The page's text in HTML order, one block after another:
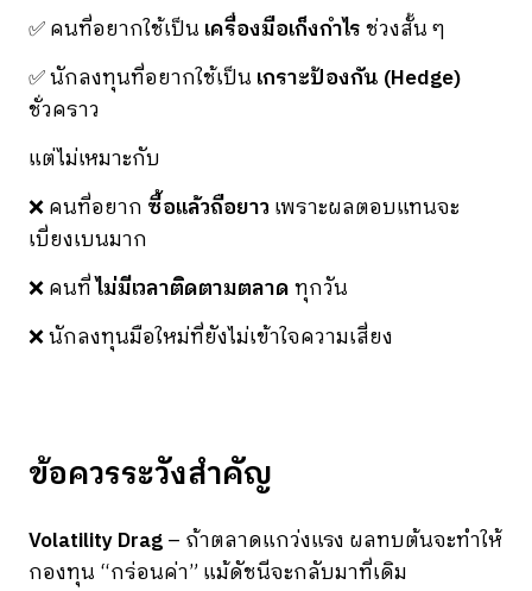
✅ คนที่อยากใช้เป็น เครื่องมือเก็งกำไรช่วงสั้น ๆ
✅ นักลงทุนที่อยากใช้เป็น เกราะป้องกัน (Hedge)
ชั่วคราว
แต่ไม่เหมาะกับ
❌ คนที่อยาก ซื้อแล้วถือยาว เพราะผลตอบแทนจะ
เบี่ยงเบนมาก
❌ คนที่ไม่มีเวลาติดตามตลาดทุกวัน
❌ นักลงทุนมือใหม่ที่ยังไม่เข้าใจความเสี่ยง
ข้อควรระวังสำคัญ
Volatility Drag– ถ้าตลาดแกว่งแรง ผลทบต้นจะทำให้
กองทุน “กร่อนค่า” แม้ดัชนีจะกลับมาที่เดิม